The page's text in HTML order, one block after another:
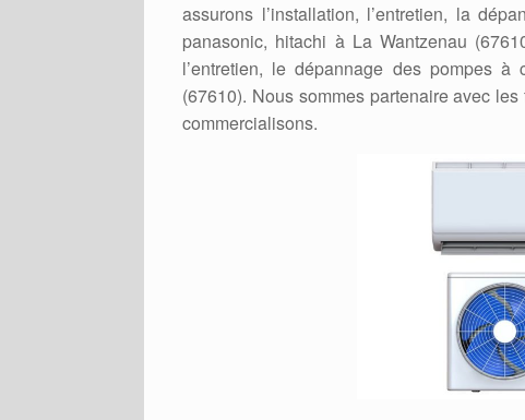
assurons l’installation, l’entretien, la
panasonic, hitachi à La Wantzenau
l’entretien, le dépannage des pompes
(67610). Nous sommes partenaire avec
commercialisons.